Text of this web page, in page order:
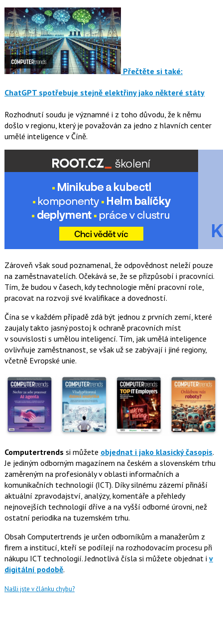
Přečtěte si také:
ChatGPT spotřebuje stejně elektřiny jako některé státy
Rozhodnutí soudu je významné i z toho důvodu, že k němu
došlo v regionu, který je považován za jedno z hlavních center
umělé inteligence v Číně.
Zároveň však soud poznamenal, že odpovědnost neleží pouze
na zaměstnavatelích. Očekává se, že se přizpůsobí i pracovníci.
Tím, že budou v časech, kdy technologie mění pracovní role,
pracovat na rozvoji své kvalifikace a dovedností.
Čína se v každém případě zdá být jednou z prvních zemí, které
zaujaly takto jasný postoj k ochraně pracovních míst
v souvislosti s umělou inteligencí. Tím, jak umělá inteligence
ovlivňuje zaměstnanost, se však už se zabývají i jiné regiony,
včetně Evropské unie.
Computertrends si můžete objednat i jako klasický časopis.
Je jediným odborným magazínem na českém a slovenském trhu
zaměreným na profesionály v oblasti informačních a
komunikačních technologií (ICT). Díky silnému zázemí přináší
aktuální zpravodajství, analýzy, komentáře a přehledy
nejnovejších technologií dříve a na vyšší odborné úrovni, než
ostatní periodika na tuzemském trhu.
Obsah Computertrends je určen odborníkům a manažerům z
firem a institucí, kteří se podílejí na rozhodovacím procesu při
nákupu ICT technologií. Jednotlivá čísla si můžete objednat i v
digitální podobě.
Našli jste v článku chybu?